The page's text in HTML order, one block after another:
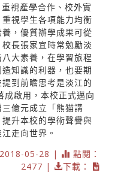
視產學合作、校外實
視學生各項能力均衡
，優質辦學成果可從
長張家宜時常勉勵淡
大素養，在學習旅程
知識的利器，也要期
到前瞻思考是淡江的
啟用，本校正式邁向
億元成立「熊猫講
升本校的學術聲譽與
走向世界。
05-28 |
點閱：
2477 |
下載：